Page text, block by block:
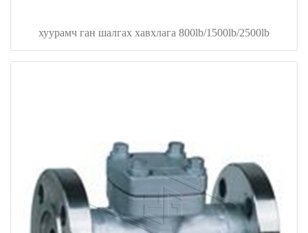
хуурамч ган шалгах хавхлага 800lb/1500lb/2500lb